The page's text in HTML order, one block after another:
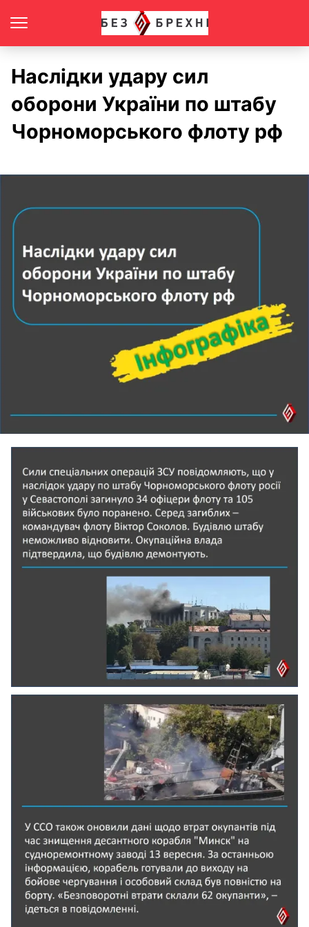
Наслідки удару сил
оборони України по штабу
Чорноморського флоту рф